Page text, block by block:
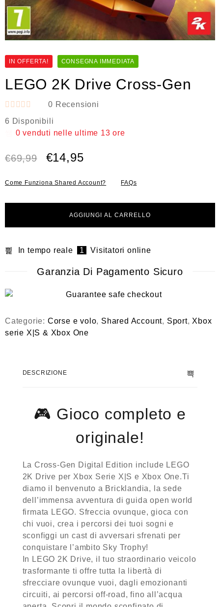
IN OFFERTA! CONSEGNA IMMEDIATA
LEGO 2K Drive Cross-Gen
V
a
a
t
0
0 Recensioni
6 Disponibili
0 venduti nelle ultime 13 ore
€69,99 €14,95
Come Funziona Shared Account? FAQs
AGGIUNGI AL CARRELLO
In tempo reale 1 Visitatori online
Garanzia Di Pagamento Sicuro
Categorie: Corse e volo, Shared Account, Sport, Xbox
serie X|S & Xbox One
DESCRIZIONE
🎮 Gioco completo e
originale!
La Cross-Gen Digital Edition include LEGO
2K Drive per Xbox Serie X|S e Xbox One.Ti
diamo il benvenuto a Bricklandia, la sede
dell’immensa avventura di guida open world
firmata LEGO. Sfreccia ovunque, gioca con
chi vuoi, crea i percorsi dei tuoi sogni e
sconfiggi un cast di avversari sfrenati per
conquistare l’ambito Sky Trophy!
In LEGO 2K Drive, il tuo straordinario veicolo
trasformante ti offre tutta la libertà di
sfrecciare ovunque vuoi, dagli emozionanti
circuiti, ai percorsi off-road, fino all’acqua